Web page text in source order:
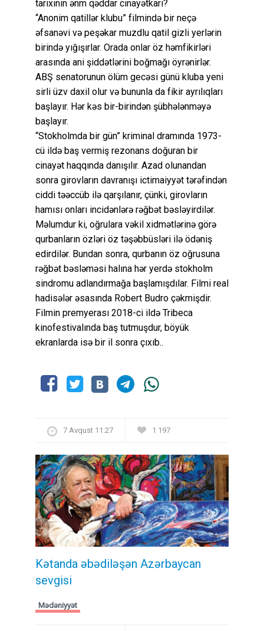
tarixinin ənm qəddar cinayətkarı?
“Anonim qatillər klubu” filmində bir neçə
əfsanəvi və peşəkar muzdlu qatil gizli yerlərin
birində yığışırlar. Orada onlar öz həmfikirləri
arasında ani şiddətlərini boğmağı öyrənirlər.
ABŞ senatorunun ölüm gecəsi günü kluba yeni
sirli üzv daxil olur və bununla da fikir ayrılıqları
başlayır. Hər kəs bir-birindən şübhələnməyə
başlayır.
“Stokholmda bir gün” kriminal dramında 1973-
cü ildə baş vermiş rezonans doğuran bir
cinayət haqqında danışılır. Azad olunandan
sonra girovların davranışı ictimaiyyət tərəfindən
ciddi təəccüb ilə qarşılanır, çünki, girovların
hamısı onları incidənlərə rəğbət bəsləyirdilər.
Məlumdur ki, oğrulara vəkil xidmətlərinə görə
qurbanların özləri öz təşəbbüsləri ilə ödəniş
edirdilər. Bundan sonra, qurbanın öz oğrusuna
rəğbət bəsləməsi halına hər yerdə stokholm
sindromu adlandırmağa başlamışdılar. Filmi real
hadisələr əsasında Robert Budro çəkmişdir.
Filmin premyerası 2018-ci ildə Tribeca
kinofestivalında baş tutmuşdur, böyük
ekranlarda isə bir il sonra çıxıb..
7 Avqust 11:27 1 197
Kətanda əbədiləşən Azərbaycan
sevgisi
Mədəniyyət